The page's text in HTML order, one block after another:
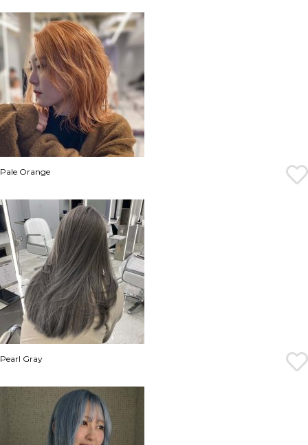
Pale Orange
Pearl Gray